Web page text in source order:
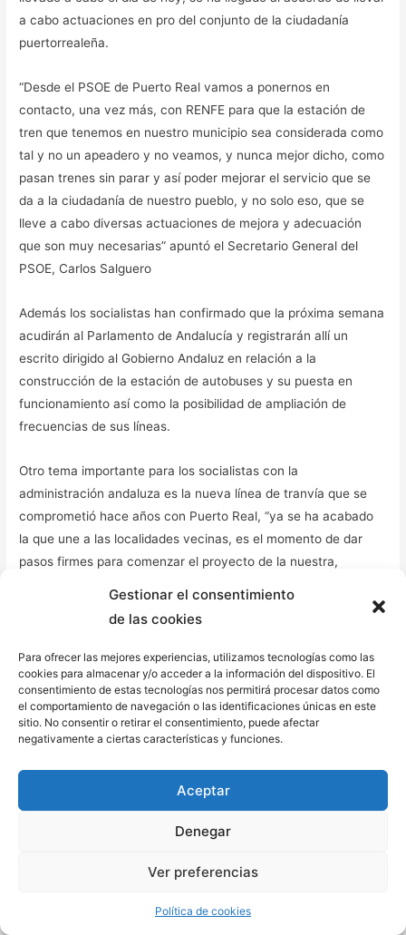
Gestionar el consentimiento
de las cookies
Para ofrecer las mejores experiencias, utilizamos tecnologías como las
cookies para almacenar y/o acceder a la información del dispositivo. El
consentimiento de estas tecnologías nos permitirá procesar datos como
el comportamiento de navegación o las identificaciones únicas en este
sitio. No consentir o retirar el consentimiento, puede afectar
negativamente a ciertas características y funciones.
Aceptar
Denegar
Ver preferencias
Política de cookies
a cabo actuaciones en pro del conjunto de la ciudadanía
puertorrealeña.
“Desde el PSOE de Puerto Real vamos a ponernos en
contacto, una vez más, con RENFE para que la estación de
tren que tenemos en nuestro municipio sea considerada como
tal y no un apeadero y no veamos, y nunca mejor dicho, como
pasan trenes sin parar y así poder mejorar el servicio que se
da a la ciudadanía de nuestro pueblo, y no solo eso, que se
lleve a cabo diversas actuaciones de mejora y adecuación
que son muy necesarias” apuntó el Secretario General del
PSOE, Carlos Salguero
Además los socialistas han confirmado que la próxima semana
acudirán al Parlamento de Andalucía y registrarán allí un
escrito dirigido al Gobierno Andaluz en relación a la
construcción de la estación de autobuses y su puesta en
funcionamiento así como la posibilidad de ampliación de
frecuencias de sus líneas.
Otro tema importante para los socialistas con la
administración andaluza es la nueva línea de tranvía que se
comprometió hace años con Puerto Real, “ya se ha acabado
la que une a las localidades vecinas, es el momento de dar
pasos firmes para comenzar el proyecto de la nuestra,
A su vez, han anunciado también que de cara al pleno de
Puerto Real del mes de octubre presentarán una propuesta
que exponga estas dos reivindicaciones que se van a realizar.
“De cara a la moción que vamos a presentar y que habla de la
esperamos contar con el apoyo de todos los grupos
representados en el pleno.
cabo esta nueva plataforma, que se sumará a reivindicaciones
PSOE harán fuerza para mejorar un transporte en pro del